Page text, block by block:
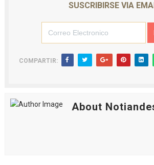
SUSCRIBIRSE VIA
COMPARTIR:
About